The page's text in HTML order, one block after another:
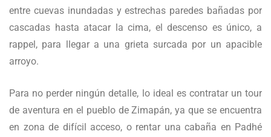
entre cuevas inundadas y estrechas paredes bañadas por
cascadas hasta atacar la cima, el descenso es único, a
rappel, para llegar a una grieta surcada por un apacible
arroyo.
Para no perder ningún detalle, lo ideal es contratar un tour
de aventura en el pueblo de Zimapán, ya que se encuentra
en zona de difícil acceso, o rentar una cabaña en Padhé